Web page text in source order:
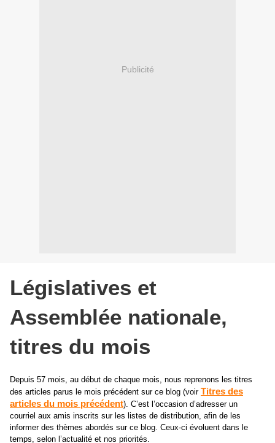
Publicité
Législatives et
Assemblée nationale,
titres du mois
Depuis 57 mois, au début de chaque mois, nous reprenons les titres
des articles parus le mois précédent sur ce blog (voir Titres des
articles du mois précédent). C’est l’occasion d’adresser un
courriel aux amis inscrits sur les listes de distribution, afin de les
informer des thèmes abordés sur ce blog. Ceux-ci évoluent dans le
temps, selon l’actualité et nos priorités.